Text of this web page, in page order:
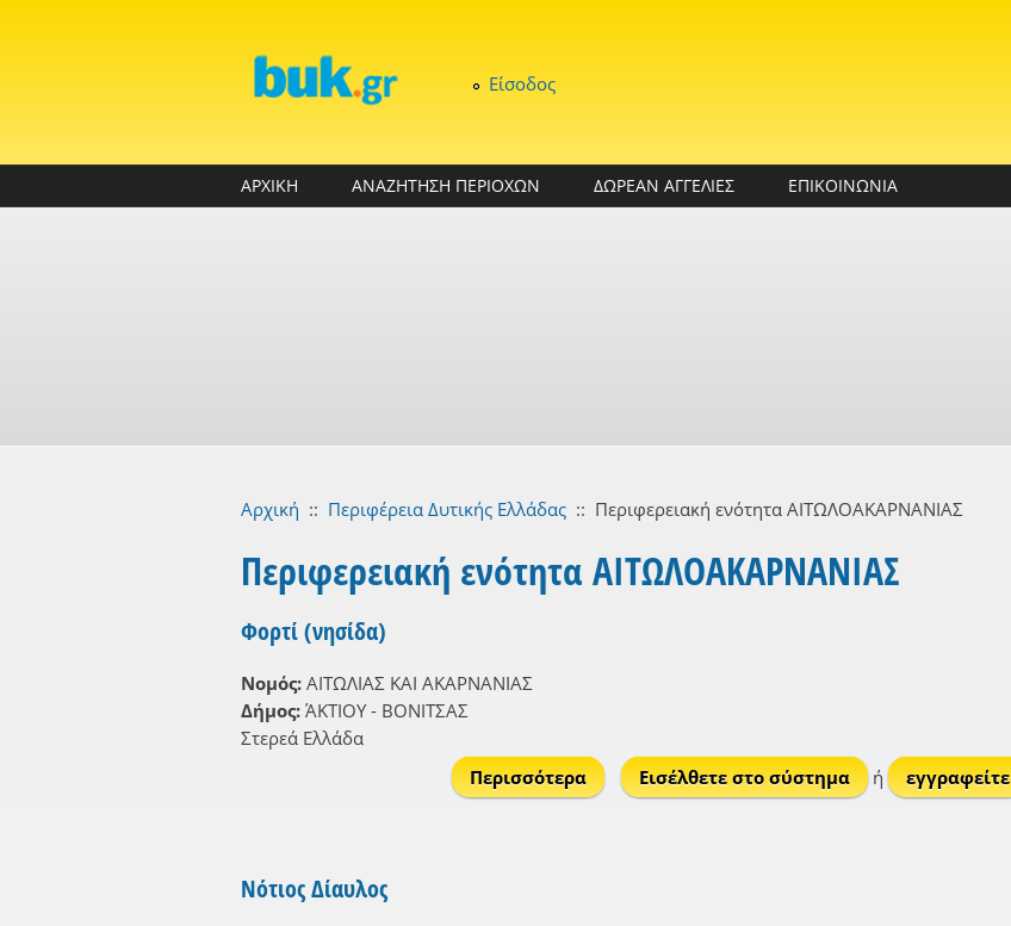
Είσοδος
ΑΡΧΙΚΗ ΑΝΑΖΗΤΗΣΗ ΠΕΡΙΟΧΩΝ ΔΩΡΕΑΝ ΑΓΓΕΛΙΕΣ ΕΠΙΚΟΙΝΩΝΙΑ
Αρχική :: Περιφέρεια Δυτικής Ελλάδας :: Περιφερειακή ενότητα ΑΙΤΩΛΟΑΚΑΡΝΑΝΙΑΣ
Περιφερειακή ενότητα ΑΙΤΩΛΟΑΚΑΡΝΑΝΙΑΣ
Φορτί (νησίδα)
Νομός: ΑΙΤΩΛΙΑΣ ΚΑΙ ΑΚΑΡΝΑΝΙΑΣ
Δήμος: ΆΚΤΙΟΥ - ΒΟΝΙΤΣΑΣ
Στερεά Ελλάδα
Περισσότεραγια Φορτί (νησίδα)
Εισέλθετε στο σύστημα ή εγγραφείτε
Νότιος Δίαυλος